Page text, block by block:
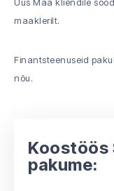
Uus Maa kliendile
maaklerilt.
Finantsteenuseid
nõu.
Koostöös
pakume: